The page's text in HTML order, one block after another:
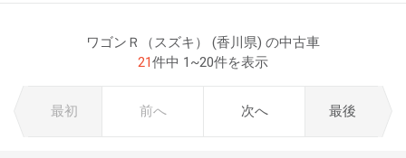
ワゴンＲ（スズキ） (香川県) の中古車
21件中 1~20件を表示
最初 前へ 次へ 最後